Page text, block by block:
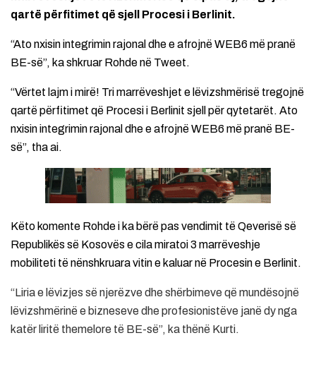
qartë përfitimet që sjell Procesi i Berlinit.
“Ato nxisin integrimin rajonal dhe e afrojnë WEB6 më pranë
BE-së”, ka shkruar Rohde në Tweet.
“Vërtet lajm i mirë! Tri marrëveshjet e lëvizshmërisë tregojnë
qartë përfitimet që Procesi i Berlinit sjell për qytetarët. Ato
nxisin integrimin rajonal dhe e afrojnë WEB6 më pranë BE-
së”, tha ai.
Këto komente Rohde i ka bërë pas vendimit të Qeverisë së
Republikës së Kosovës e cila miratoi 3 marrëveshje
mobiliteti të nënshkruara vitin e kaluar në Procesin e Berlinit.
“Liria e lëvizjes së njerëzve dhe shërbimeve që mundësojnë
lëvizshmërinë e bizneseve dhe profesionistëve janë dy nga
katër liritë themelore të BE-së”, ka thënë Kurti.